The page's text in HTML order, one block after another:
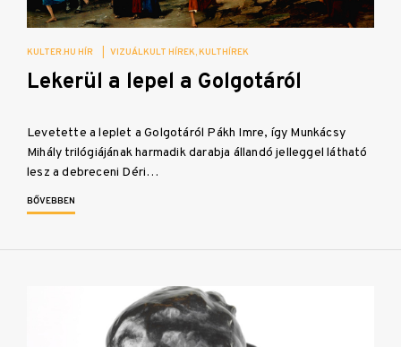
KULTER.HU HÍR VIZUÁLKULT HÍREK KULTHÍREK
Lekerül a lepel a Golgotáról
Levetette a leplet a Golgotáról Pákh Imre, így Munkácsy
Mihály trilógiájának harmadik darabja állandó jelleggel látható
lesz a debreceni Déri…
BŐVEBBEN